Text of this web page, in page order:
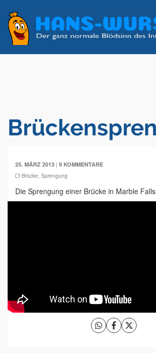
25. MÄRZ 2013 | 9 KOMMENTARE
Brücke, Sprengung
Die Sprengung einer Brücke in Marble